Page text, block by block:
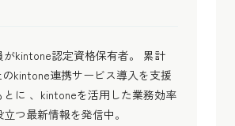
がkintone認定資格保有者。 累計
kintone連携サービス導入を支援
とに 、kintoneを活用した業務効率
つ最新情報を発信中。